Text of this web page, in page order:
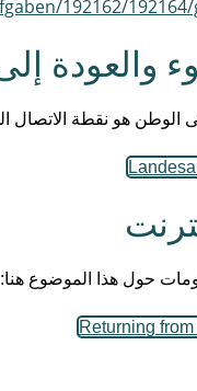
192162/
والعودة
الوطن هو نقطة
حول هذا الموضوع هنا:‏